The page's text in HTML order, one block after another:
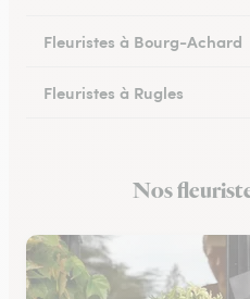
Fleuristes à Bourg-Achard
Fleuristes à Rugles
Fleuristes à Brionne
Nos